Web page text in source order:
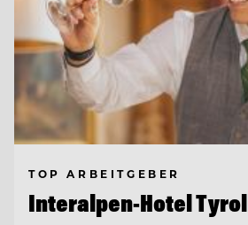
TOP ARBEITGEBER
Interalpen-Hotel Tyrol